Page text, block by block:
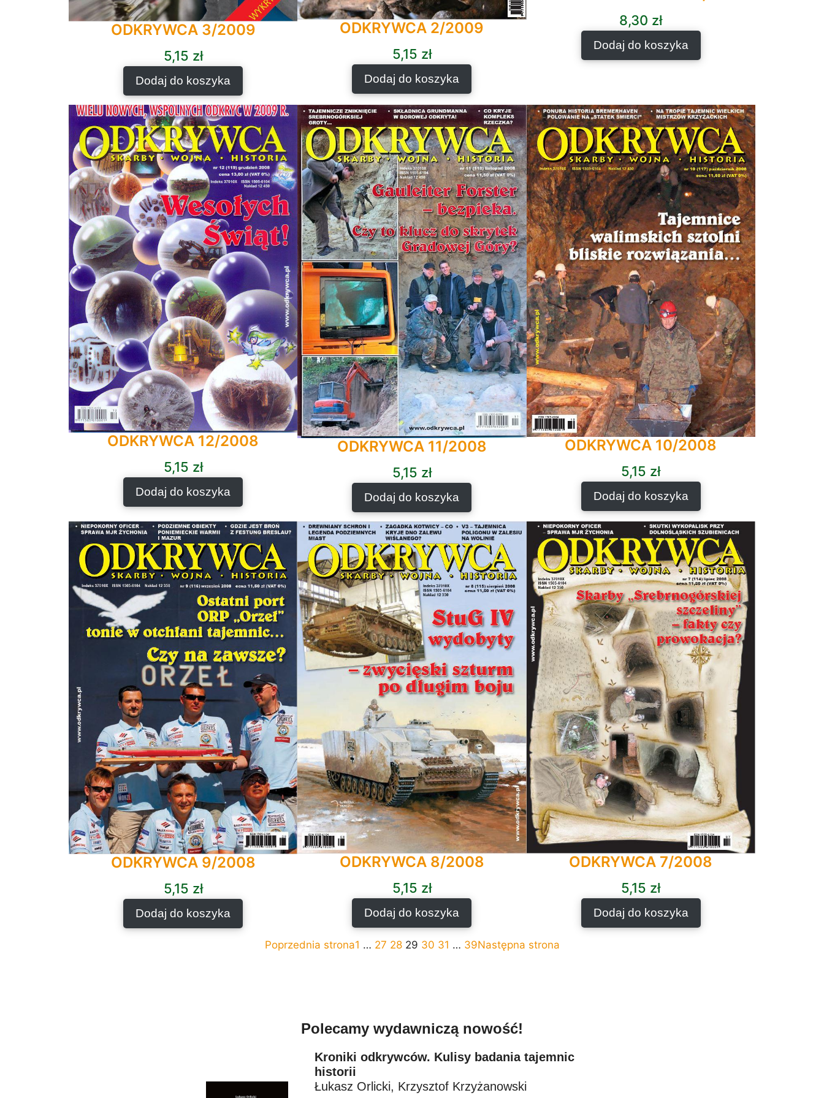
ODKRYWCA 3/2009
5,15 zł
Dodaj do koszyka
ODKRYWCA 2/2009
5,15 zł
Dodaj do koszyka
8,30 zł
Dodaj do koszyka
ODKRYWCA 12/2008
5,15 zł
Dodaj do koszyka
ODKRYWCA 11/2008
5,15 zł
Dodaj do koszyka
ODKRYWCA 10/2008
5,15 zł
Dodaj do koszyka
ODKRYWCA 9/2008
5,15 zł
Dodaj do koszyka
ODKRYWCA 8/2008
5,15 zł
Dodaj do koszyka
ODKRYWCA 7/2008
5,15 zł
Dodaj do koszyka
Poprzednia strona1 … 27 28 29 30 31 … 39Następna strona
Polecamy wydawniczą nowość!
Kroniki odkrywców. Kulisy badania tajemnic
historii
Łukasz Orlicki, Krzysztof Krzyżanowski